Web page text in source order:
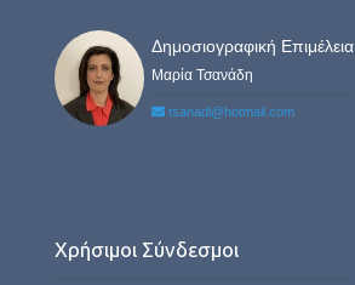
Δημοσιογραφική Επιμέλεια
Μαρία Τσανάδη
tsanadi@hotmail.com
Χρήσιμοι Σύνδεσμοι